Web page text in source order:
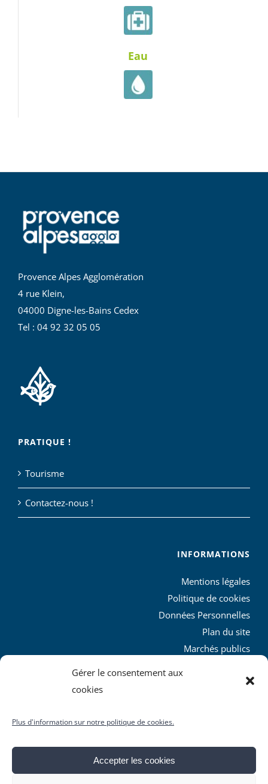
Gérer le consentement aux
cookies
Plus d'information sur notre politique de cookies.
Accepter les cookies
Eau
Provence Alpes Agglomération
4 rue Klein,
04000 Digne-les-Bains Cedex
Tel : 04 92 32 05 05
PRATIQUE !
Tourisme
Contactez-nous !
INFORMATIONS
Mentions légales
Politique de cookies
Données Personnelles
Plan du site
Marchés publics
L’agglo recrute